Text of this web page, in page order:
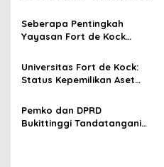
p
o
s
Seberapa Pentingkah
Yayasan Fort de Kock
Perekonomian Masyarakat
Jam Gadang?
Universitas Fort de Kock:
Status Kepemilikan Aset
Milik Yayasan Berdasarkan
Putusan Mahkamah Agung
Nomor 2108/K/Pdt/2022
Pemko dan DPRD
Bukittinggi Tandatangani